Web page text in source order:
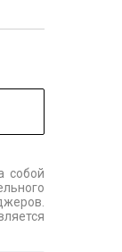
собой